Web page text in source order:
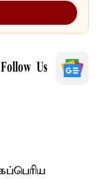
Follow Us